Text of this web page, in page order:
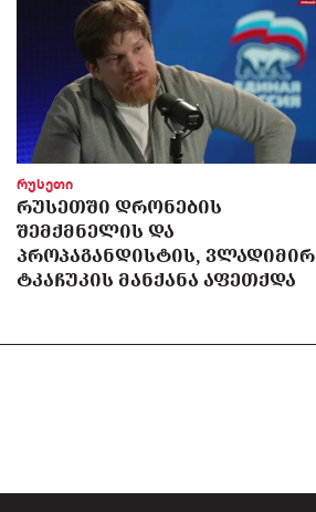
რუსეთი
ᲠᲣᲡᲔᲗᲨᲘ ᲓᲠᲝᲜᲔᲑᲘᲡ
ᲨᲔᲛᲥᲛᲜᲔᲚᲘᲡ ᲓᲐ
ᲞᲠᲝᲞᲐᲒᲐᲜᲓᲘᲡᲢᲘᲡ, ᲕᲚᲐᲓᲘᲛᲘᲠ
ᲢᲙᲐᲩᲣᲙᲘᲡ ᲛᲐᲜᲥᲐᲜᲐ ᲐᲤᲔᲗᲥᲓᲐ